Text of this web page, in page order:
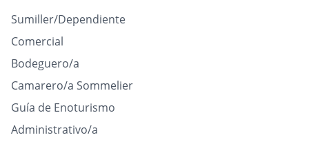
Sumiller/Dependiente
Comercial
Bodeguero/a
Camarero/a Sommelier
Guía de Enoturismo
Administrativo/a